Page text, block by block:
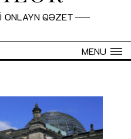
QƏZET
MENU